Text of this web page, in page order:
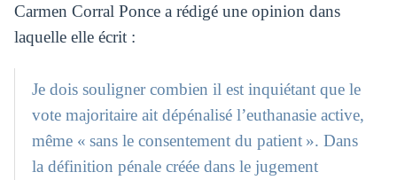
Carmen Corral Ponce a rédigé une opinion dans
laquelle elle écrit :
Je dois souligner combien il est inquiétant que le
vote majoritaire ait dépénalisé l’euthanasie active,
même « sans le consentement du patient ». Dans
la définition pénale créée dans le jugement